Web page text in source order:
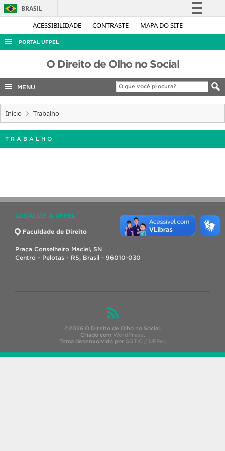
ACESSIBILIDADE CONTRASTE MAPA DO SITE
BRASIL
Simplifique!
Acesso à informação
Legislação
PORTAL UFPEL
ACESSO À INFORMAÇÃO
CONCURSOS
O Direito de Olho no Social
MENU
Início Trabalho
TRABALHO
LOCALIZE A UFPEL
Faculdade de Direito
Praça Conselheiro Maciel, SN
Centro - Pelotas - RS, Brasil - 96010-030
©2026 O Direito de Olho no Social.
Criado com WordPress.
Tema desenvolvido por SGTIC / UFPel.